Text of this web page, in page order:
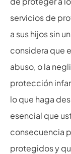
servicios de
a sus hijos sin
considera que
abuso, o la
protección
lo que haga
esencial que
consecuencia
protegidos y